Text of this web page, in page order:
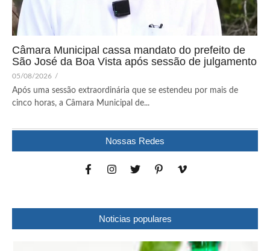
Câmara Municipal cassa mandato do prefeito de
São José da Boa Vista após sessão de julgamento
05/08/2026 /
Após uma sessão extraordinária que se estendeu por mais de
cinco horas, a Câmara Municipal de...
Nossas Redes
Noticias populares